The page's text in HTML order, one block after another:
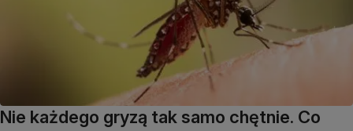
Nie każdego gryzą tak samo chętnie. Co